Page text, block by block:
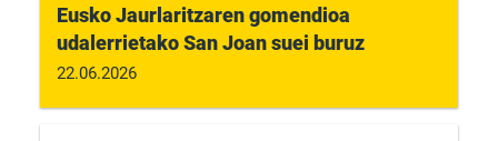
22.06.2026
Eusko Jaurlaritzaren gomendioa
udalerrietako San Joan suei buruz